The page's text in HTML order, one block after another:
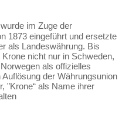
im Zuge der
1873 eingeführt und ersetzte
als Landeswährung. Bis
nicht nur in Schweden,
als offizielles
der Währungsunion
"Krone“ als Name ihrer